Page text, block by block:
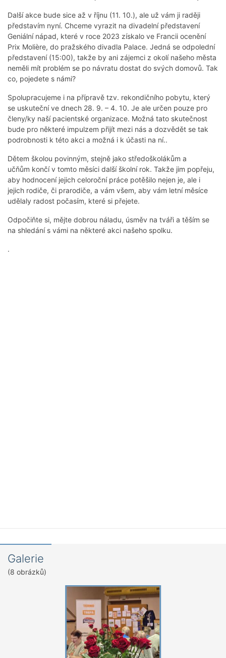
Další akce bude sice až v říjnu (11. 10.), ale už vám ji raději
představím nyní. Chceme vyrazit na divadelní představení
Geniální nápad, které v roce 2023 získalo ve Francii ocenění
Prix Molière, do pražského divadla Palace. Jedná se odpolední
představení (15:00), takže by ani zájemci z okolí našeho města
neměli mít problém se po návratu dostat do svých domovů. Tak
co, pojedete s námi?
Spolupracujeme i na přípravě tzv. rekondičního pobytu, který
se uskuteční ve dnech 28. 9. – 4. 10. Je ale určen pouze pro
členy/ky naší pacientské organizace. Možná tato skutečnost
bude pro některé impulzem přijít mezi nás a dozvědět se tak
podrobnosti k této akci a možná i k účasti na ní..
Dětem školou povinným, stejně jako středoškolákům a
učňům končí v tomto měsíci další školní rok. Takže jim popřeju,
aby hodnocení jejich celoroční práce potěšilo nejen je, ale i
jejich rodiče, či prarodiče, a vám všem, aby vám letní měsíce
udělaly radost počasím, které si přejete.
Odpočiňte si, mějte dobrou náladu, úsměv na tváři a těším se
na shledání s vámi na některé akci našeho spolku.
.
Galerie
(8 obrázků)